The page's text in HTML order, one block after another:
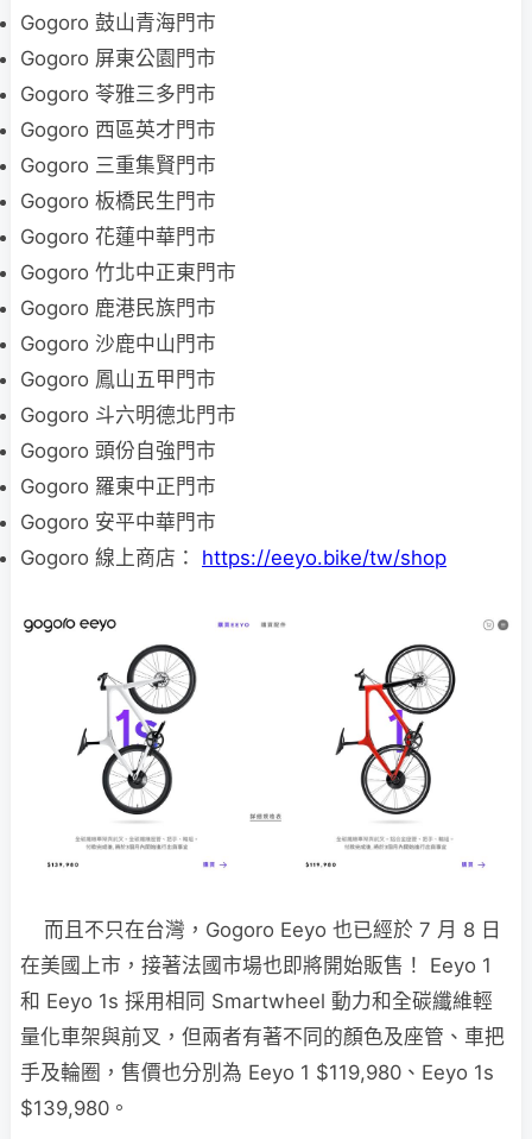
Gogoro 鼓山青海門市
Gogoro 屏東公園門市
Gogoro 苓雅三多門市
Gogoro 西區英才門市
Gogoro 三重集賢門市
Gogoro 板橋民生門市
Gogoro 花蓮中華門市
Gogoro 竹北中正東門市
Gogoro 鹿港民族門市
Gogoro 沙鹿中山門市
Gogoro 鳳山五甲門市
Gogoro 斗六明德北門市
Gogoro 頭份自強門市
Gogoro 羅東中正門市
Gogoro 安平中華門市
Gogoro 線上商店： https://eeyo.bike/tw/shop
而且不只在台灣，Gogoro Eeyo 也已經於 7 月 8 日
在美國上市，接著法國市場也即將開始販售！ Eeyo 1
和 Eeyo 1s 採用相同 Smartwheel 動力和全碳纖維輕
量化車架與前叉，但兩者有著不同的顏色及座管、車把
手及輪圈，售價也分別為 Eeyo 1 $119,980、Eeyo 1s
$139,980。